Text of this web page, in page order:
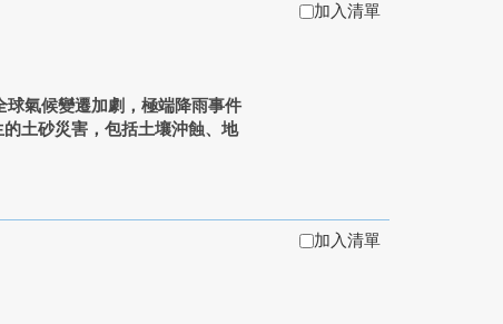
氣候變遷加劇，極端降雨事件
土砂災害，包括土壤沖蝕、地
加入清單
加入清單